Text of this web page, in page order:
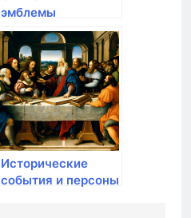
эмблемы
Возрождения
Исторические
события и персоны